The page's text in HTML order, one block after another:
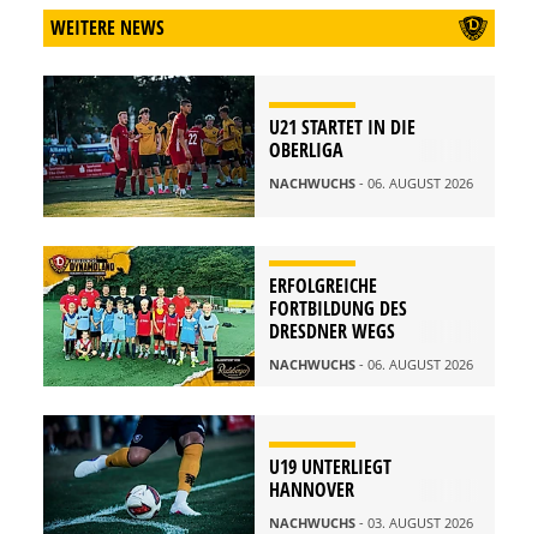
WEITERE NEWS
U21 STARTET IN DIE
OBERLIGA
NACHWUCHS - 06. AUGUST 2026
ERFOLGREICHE
FORTBILDUNG DES
DRESDNER WEGS
NACHWUCHS - 06. AUGUST 2026
U19 UNTERLIEGT
HANNOVER
NACHWUCHS - 03. AUGUST 2026